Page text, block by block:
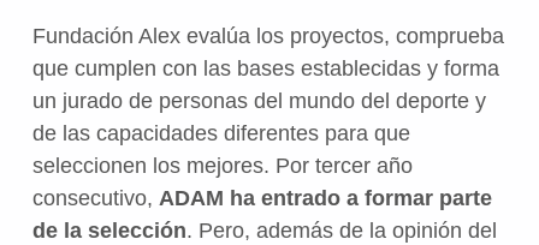
Fundación Alex evalúa los proyectos, comprueba
que cumplen con las bases establecidas y forma
un jurado de personas del mundo del deporte y
de las capacidades diferentes para que
seleccionen los mejores. Por tercer año
consecutivo, ADAM ha entrado a formar parte
de la selección. Pero, además de la opinión del